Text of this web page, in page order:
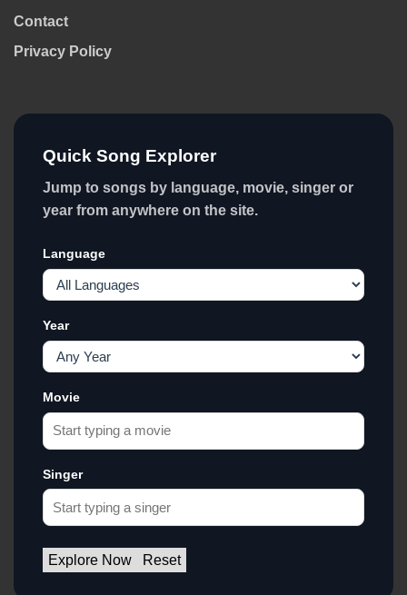
Contact
Privacy Policy
Quick Song Explorer
Jump to songs by language, movie, singer or
year from anywhere on the site.
Language
Year
Movie
Singer
Explore Now Reset